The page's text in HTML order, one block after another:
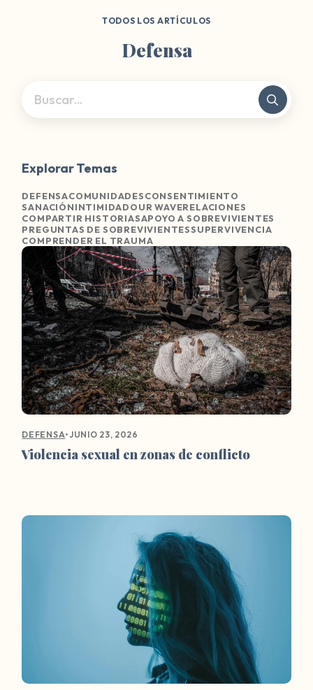
TODOS LOS ARTÍCULOS
Defensa
DEFENSA•JUNIO 23, 2026
Violencia sexual en zonas de conflicto
Explorar Temas
DEFENSACOMUNIDADESCONSENTIMIENTO
SANACIÓNINTIMIDADOUR WAVERELACIONES
COMPARTIR HISTORIASAPOYO A SOBREVIVIENTES
PREGUNTAS DE SOBREVIVIENTESSUPERVIVENCIA
COMPRENDER EL TRAUMA